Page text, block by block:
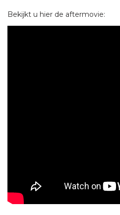
Bekijkt u hier de aftermovie: